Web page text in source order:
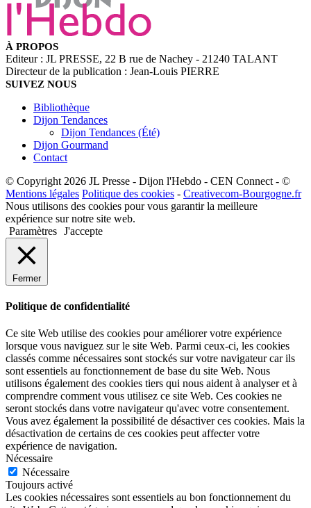
À PROPOS
Editeur : JL PRESSE, 22 B rue de Nachey - 21240 TALANT
Directeur de la publication : Jean-Louis PIERRE
SUIVEZ NOUS
Bibliothèque
Dijon Tendances
Dijon Tendances (Été)
Dijon Gourmand
Contact
© Copyright 2026 JL Presse - Dijon l'Hebdo - CEN Connect - ©
Mentions légales Politique des cookies - Creativecom-Bourgogne.fr
Nous utilisons des cookies pour vous garantir la meilleure
expérience sur notre site web.
Paramètres J'accepte
Fermer
Politique de confidentialité
Ce site Web utilise des cookies pour améliorer votre expérience
lorsque vous naviguez sur le site Web. Parmi ceux-ci, les cookies
classés comme nécessaires sont stockés sur votre navigateur car ils
sont essentiels au fonctionnement de base du site Web. Nous
utilisons également des cookies tiers qui nous aident à analyser et à
comprendre comment vous utilisez ce site Web. Ces cookies ne
seront stockés dans votre navigateur qu'avec votre consentement.
Vous avez également la possibilité de désactiver ces cookies. Mais la
désactivation de certains de ces cookies peut affecter votre
expérience de navigation.
Nécessaire
Nécessaire
Toujours activé
Les cookies nécessaires sont essentiels au bon fonctionnement du